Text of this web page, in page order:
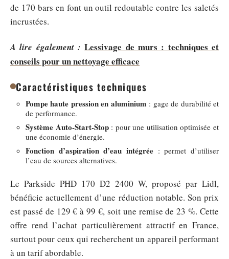
de 170 bars en font un outil redoutable contre les saletés
incrustées.
A lire également : Lessivage de murs : techniques et
conseils pour un nettoyage efficace
Caractéristiques techniques
Pompe haute pression en aluminium : gage de durabilité et
de performance.
Système Auto-Start-Stop: pour une utilisation optimisée et
une économie d’énergie.
Fonction d’aspiration d’eau intégrée : permet d’utiliser
l’eau de sources alternatives.
Le Parkside PHD 170 D2 2400 W, proposé par Lidl,
bénéficie actuellement d’une réduction notable. Son prix
est passé de 129 € à 99 €, soit une remise de 23 %. Cette
offre rend l’achat particulièrement attractif en France,
surtout pour ceux qui recherchent un appareil performant
à un tarif abordable.